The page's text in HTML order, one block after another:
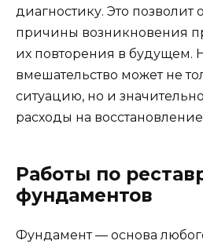
диагностику. Это позволит
причины возникновения
их повторения в будущем.
вмешательство может не
ситуацию, но и
расходы на
Работы по
фундаментов
Фундамент — основа